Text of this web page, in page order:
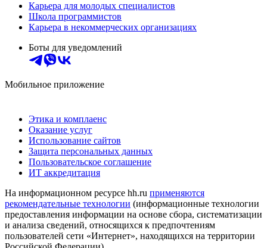
Карьера для молодых специалистов
Школа программистов
Карьера в некоммерческих организациях
Боты для уведомлений
Мобильное приложение
Этика и комплаенс
Оказание услуг
Использование сайтов
Защита персональных данных
Пользовательское соглашение
ИТ аккредитация
На информационном ресурсе hh.ru применяются
рекомендательные технологии (информационные технологии
предоставления информации на основе сбора, систематизации
и анализа сведений, относящихся к предпочтениям
пользователей сети «Интернет», находящихся на территории